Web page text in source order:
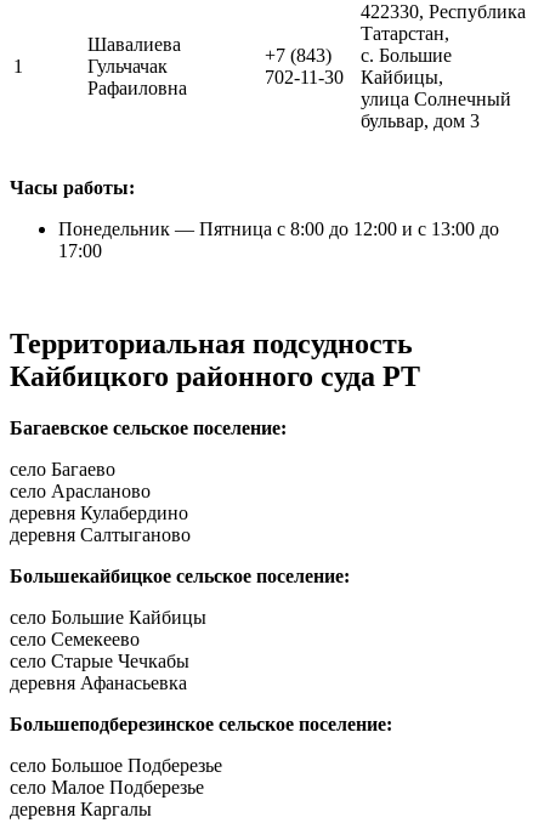
1
Шавалиева
Гульчачак
Рафаиловна
+7 (843)
702-11-30
422330, Республика
Татарстан,
с. Большие
Кайбицы,
улица Солнечный
бульвар, дом 3
Часы работы:
Понедельник — Пятница с 8:00 до 12:00 и с 13:00 до
17:00
Территориальная подсудность
Кайбицкого районного суда РТ
Багаевское сельское поселение:
село Багаево
село Арасланово
деревня Кулабердино
деревня Салтыганово
Большекайбицкое сельское поселение:
село Большие Кайбицы
село Семекеево
село Старые Чечкабы
деревня Афанасьевка
Большеподберезинское сельское поселение:
село Большое Подберезье
село Малое Подберезье
деревня Каргалы